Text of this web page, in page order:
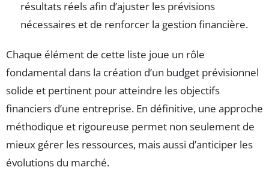
résultats réels afin d’ajuster les prévisions
nécessaires et de renforcer la gestion financière.
Chaque élément de cette liste joue un rôle
fondamental dans la création d’un budget prévisionnel
solide et pertinent pour atteindre les objectifs
financiers d’une entreprise. En définitive, une approche
méthodique et rigoureuse permet non seulement de
mieux gérer les ressources, mais aussi d’anticiper les
évolutions du marché.